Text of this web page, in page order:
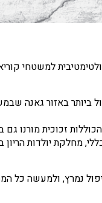
למשטחי
ביותר באזור גאנה
זכוכית מורנו גם
מחלקת יולדות הריון
נמרץ, ולמעשה כל